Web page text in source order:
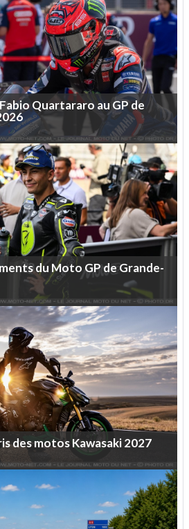
FabioQuartararo au GPde
du MotoGP de Grande-
desmotosKawasaki2027